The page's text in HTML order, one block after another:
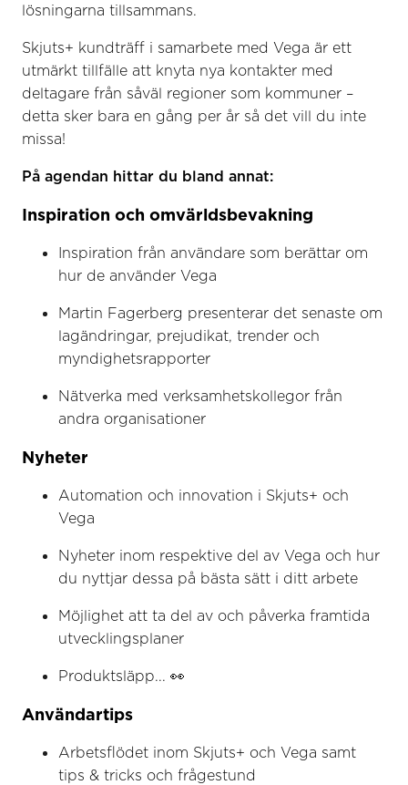
lösningarna tillsammans.
Skjuts+ kundträff i samarbete med Vega är ett
utmärkt tillfälle att knyta nya kontakter med
deltagare från såväl regioner som kommuner –
detta sker bara en gång per år så det vill du inte
missa!
På agendan hittar du bland annat:
Inspiration och omvärldsbevakning
Inspiration från användare som berättar om
hur de använder Vega
Martin Fagerberg presenterar det senaste om
lagändringar, prejudikat, trender och
myndighetsrapporter
Nätverka med verksamhetskollegor från
andra organisationer
Nyheter
Automation och innovation i Skjuts+ och
Vega
Nyheter inom respektive del av Vega och hur
du nyttjar dessa på bästa sätt i ditt arbete
Möjlighet att ta del av och påverka framtida
utvecklingsplaner
Produktsläpp... 👀
Användartips
Arbetsflödet inom Skjuts+ och Vega samt
tips & tricks och frågestund